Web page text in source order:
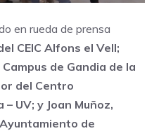
en rueda de prensa
CEIC Alfons el Vell;
de Gandia de la
del Centro
UV; y Joan Muñoz,
de